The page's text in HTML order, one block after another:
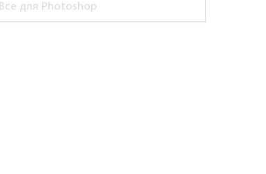
Все для Photoshop